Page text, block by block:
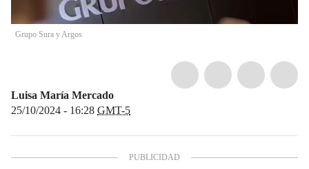
Grupo Sura y Argos
Luisa María Mercado
25/10/2024 - 16:28 GMT-5